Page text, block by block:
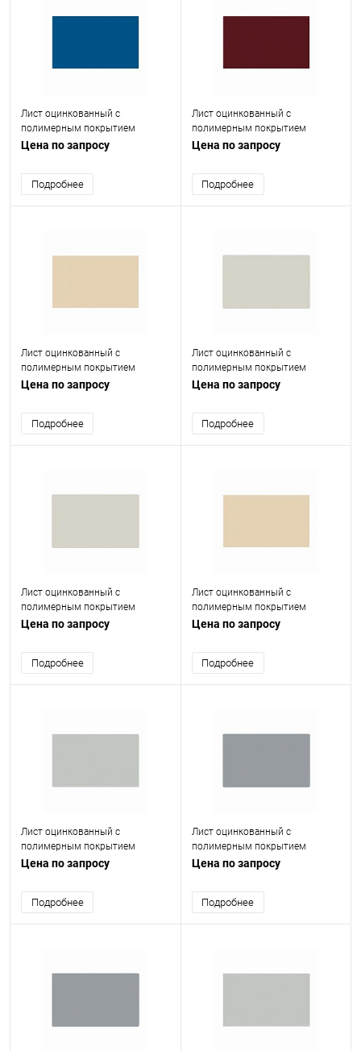
Лист оцинкованный с
полимерным покрытием
(окрашенный) 0.7 мм RAL 5005
Цена по запросу
Подробнее
Лист оцинкованный с
полимерным покрытием
(окрашенный) 0.7 мм RAL 3005
Цена по запросу
Подробнее
Лист оцинкованный с
полимерным покрытием
(окрашенный) 0.7 мм RAL 1015
Цена по запросу
Подробнее
Лист оцинкованный с
полимерным покрытием
(окрашенный) 0.55 мм RAL 9002
Цена по запросу
Подробнее
Лист оцинкованный с
полимерным покрытием
(окрашенный) 0.9 мм RAL 9002
Цена по запросу
Подробнее
Лист оцинкованный с
полимерным покрытием
(окрашенный) 0.8 мм RAL 1015
Цена по запросу
Подробнее
Лист оцинкованный с
полимерным покрытием
(окрашенный) 0.7 мм RAL 7035
Цена по запросу
Подробнее
Лист оцинкованный с
полимерным покрытием
(окрашенный) 0.6 мм RAL 7040
Цена по запросу
Подробнее